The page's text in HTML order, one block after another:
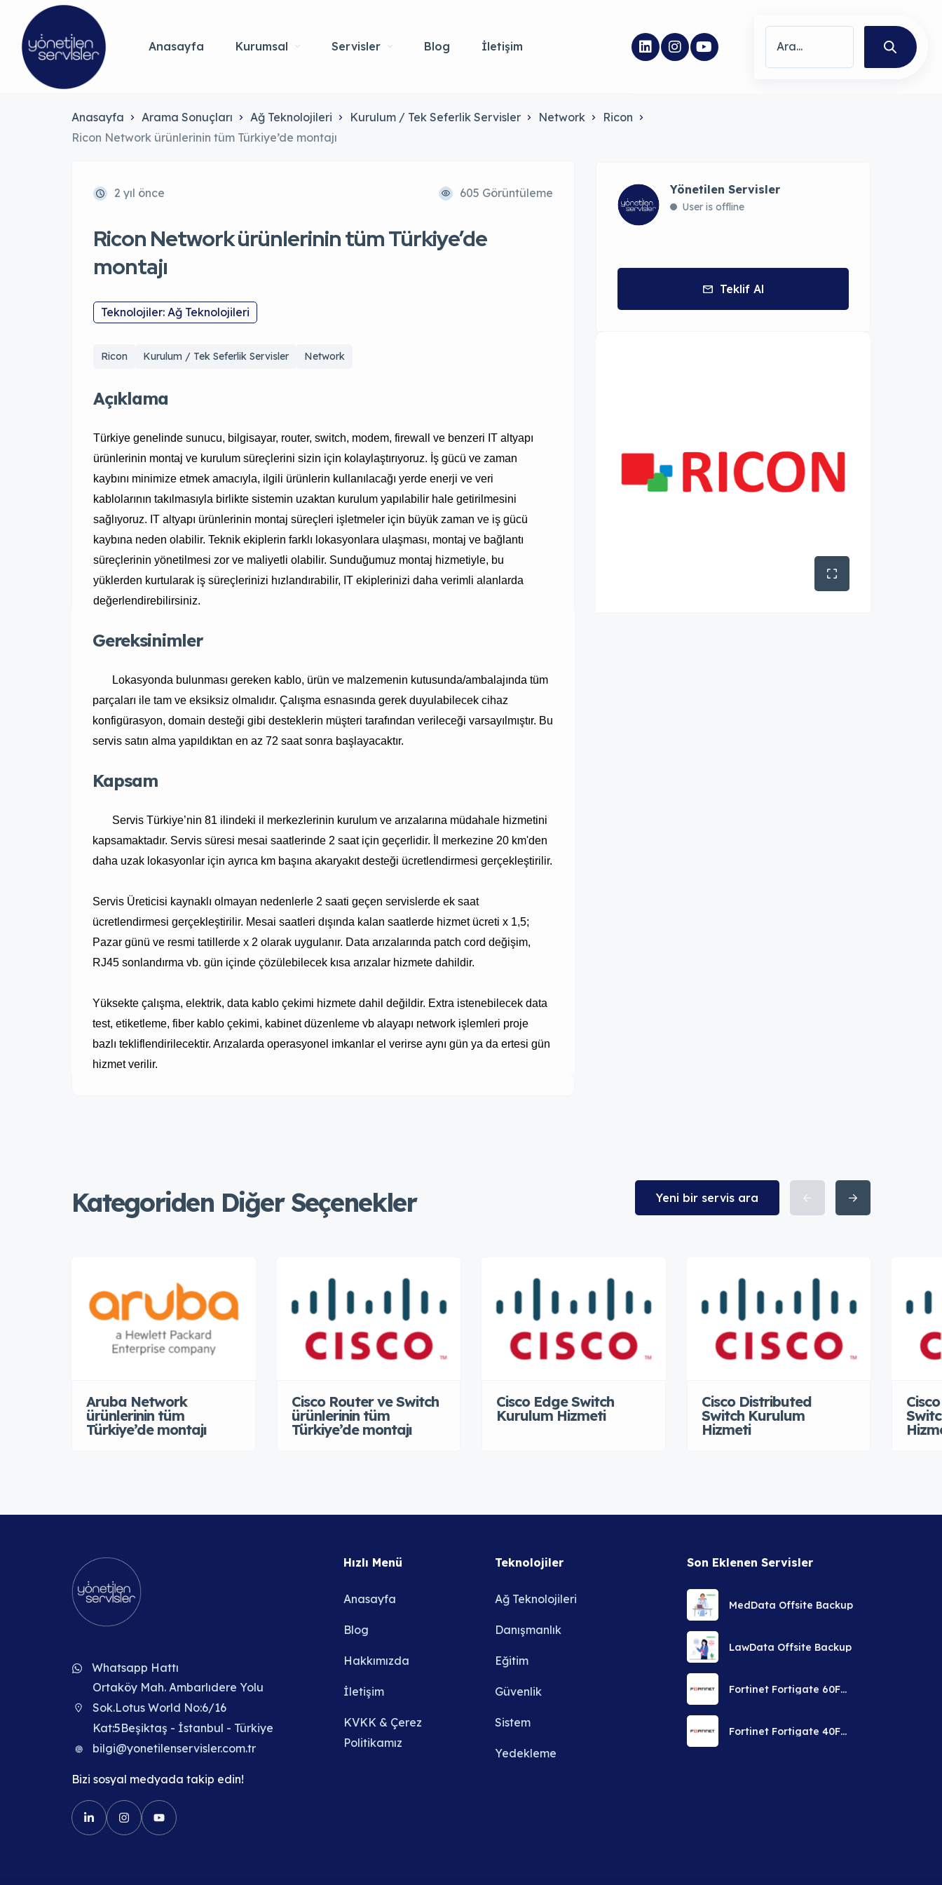
Anasayfa Kurumsal Servisler Blog İletişim
Anasayfa Arama Sonuçları Ağ Teknolojileri Kurulum / Tek Seferlik Servisler Network
Ricon
Ricon Network ürünlerinin tüm Türkiye’de montajı
2 yıl önce 605 Görüntüleme
Ricon Network ürünlerinin tüm Türkiye’de
montajı
Teknolojiler: Ağ Teknolojileri
Ricon Kurulum / Tek Seferlik Servisler Network
Açıklama
Türkiye genelinde sunucu, bilgisayar, router, switch, modem, firewall ve benzeri IT altyapı
ürünlerinin montaj ve kurulum süreçlerini sizin için kolaylaştırıyoruz. İş gücü ve zaman
kaybını minimize etmek amacıyla, ilgili ürünlerin kullanılacağı yerde enerji ve veri
kablolarının takılmasıyla birlikte sistemin uzaktan kurulum yapılabilir hale getirilmesini
sağlıyoruz. IT altyapı ürünlerinin montaj süreçleri işletmeler için büyük zaman ve iş gücü
kaybına neden olabilir. Teknik ekiplerin farklı lokasyonlara ulaşması, montaj ve bağlantı
süreçlerinin yönetilmesi zor ve maliyetli olabilir. Sunduğumuz montaj hizmetiyle, bu
yüklerden kurtularak iş süreçlerinizi hızlandırabilir, IT ekiplerinizi daha verimli alanlarda
değerlendirebilirsiniz.
Gereksinimler
Lokasyonda bulunması gereken kablo, ürün ve malzemenin kutusunda/ambalajında tüm
parçaları ile tam ve eksiksiz olmalıdır. Çalışma esnasında gerek duyulabilecek cihaz
konfigürasyon, domain desteği gibi desteklerin müşteri tarafından verileceği varsayılmıştır. Bu
servis satın alma yapıldıktan en az 72 saat sonra başlayacaktır.
Kapsam
Servis Türkiye’nin 81 ilindeki il merkezlerinin kurulum ve arızalarına müdahale hizmetini
kapsamaktadır. Servis süresi mesai saatlerinde 2 saat için geçerlidir. İl merkezine 20 km'den
daha uzak lokasyonlar için ayrıca km başına akaryakıt desteği ücretlendirmesi gerçekleştirilir.
Servis Üreticisi kaynaklı olmayan nedenlerle 2 saati geçen servislerde ek saat
ücretlendirmesi gerçekleştirilir. Mesai saatleri dışında kalan saatlerde hizmet ücreti x 1,5;
Pazar günü ve resmi tatillerde x 2 olarak uygulanır. Data arızalarında patch cord değişim,
RJ45 sonlandırma vb. gün içinde çözülebilecek kısa arızalar hizmete dahildir.
Yüksekte çalışma, elektrik, data kablo çekimi hizmete dahil değildir. Extra istenebilecek data
test, etiketleme, fiber kablo çekimi, kabinet düzenleme vb alayapı network işlemleri proje
bazlı tekliflendirilecektir. Arızalarda operasyonel imkanlar el verirse aynı gün ya da ertesi gün
hizmet verilir.
Yönetilen Servisler
User is offline
Teklif Al
Kategoriden Diğer Seçenekler Yeni bir servis ara
Aruba Network
ürünlerinin tüm
Türkiye’de montajı
Cisco Router ve Switch
ürünlerinin tüm
Türkiye’de montajı
Cisco Edge Switch
Kurulum Hizmeti
Cisco Distributed
Switch Kurulum
Hizmeti
Whatsapp Hattı
Ortaköy Mah. Ambarlıdere Yolu
Sok.Lotus World No:6/16
Kat:5Beşiktaş - İstanbul - Türkiye
bilgi@yonetilenservisler.com.tr
Bizi sosyal medyada takip edin!
Hızlı Menü
Anasayfa
Blog
Hakkımızda
İletişim
KVKK & Çerez
Politikamız
Teknolojiler
Ağ Teknolojileri
Danışmanlık
Eğitim
Güvenlik
Sistem
Yedekleme
Son Eklenen Servisler
MedData Offsite Backup
LawData Offsite Backup
Fortinet Fortigate 60F
Fortinet Fortigate 40F